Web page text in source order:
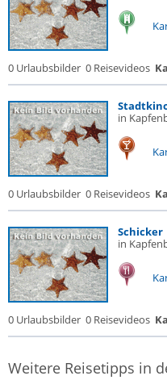
0 Urlaubsbilder 0 Reisevideos
in
0 Urlaubsbilder 0 Reisevideos
Schicker
in
0 Urlaubsbilder 0 Reisevideos
Weitere Reisetipps in